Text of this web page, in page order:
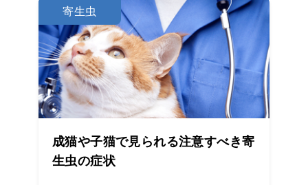
寄生虫
成猫や子猫で見られる注意すべき寄
生虫の症状